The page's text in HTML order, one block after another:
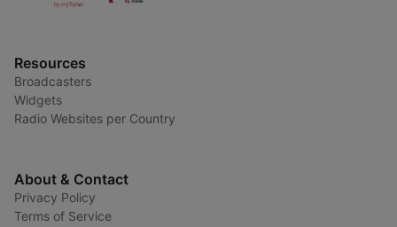
Resources
Broadcasters
Widgets
Radio Websites per Country
About & Contact
Privacy Policy
Terms of Service